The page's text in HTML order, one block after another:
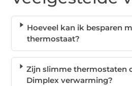
Hoeveel kan ik besparen
thermostaat?
Zijn slimme thermostaten
Dimplex verwarming?